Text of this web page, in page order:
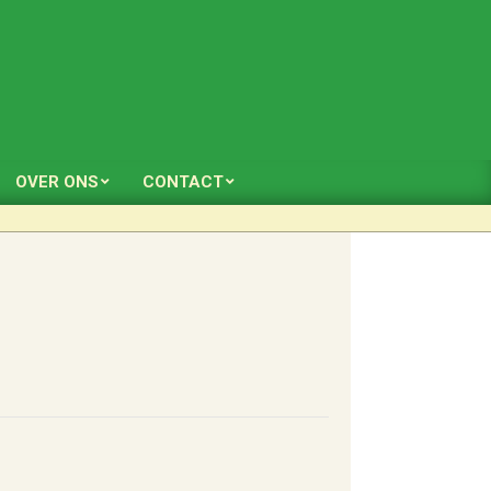
OVER ONS CONTACT